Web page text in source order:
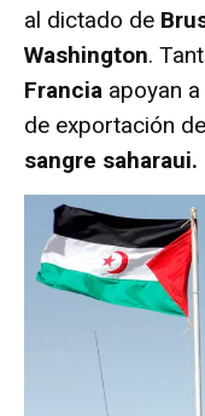
al dictado de
Washington.
Francia apoyan
de exportación de
sangre saharaui.